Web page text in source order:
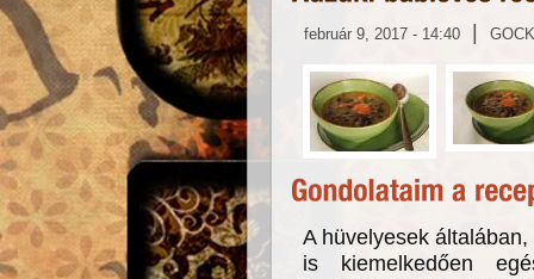
február 9, 2017 - 14:40 | GOCK
A hüvelyesek
is kiemelkedően